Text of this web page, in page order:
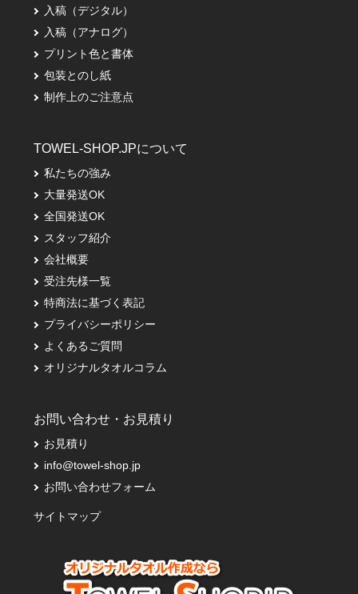
入稿（デジタル）
入稿（アナログ）
プリント色と書体
包装とのし紙
制作上のご注意点
TOWEL-SHOP.JPについて
私たちの強み
大量発送OK
全国発送OK
スタッフ紹介
会社概要
受注先様一覧
特商法に基づく表記
プライバシーポリシー
よくあるご質問
オリジナルタオルコラム
お問い合わせ・お見積り
お見積り
info@towel-shop.jp
お問い合わせフォーム
サイトマップ